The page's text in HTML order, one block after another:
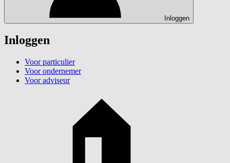
Inloggen
Inloggen
Voor particulier
Voor ondernemer
Voor adviseur